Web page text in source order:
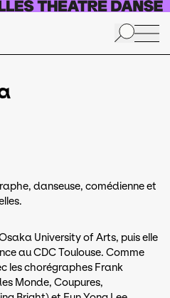
danseuse, comédienne et
University of Arts, puis elle
au CDC Toulouse. Comme
les chorégraphes Frank
Monde, Coupures,